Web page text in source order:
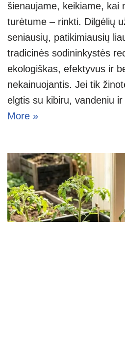
šienaujame, keikiame, kai
turėtume – rinkti. Dilgėlių
seniausių, patikimiausių
tradicinės sodininkystės
ekologiškas, efektyvus ir
nekainuojantis. Jei tik
elgtis su kibiru, vandeniu
More »